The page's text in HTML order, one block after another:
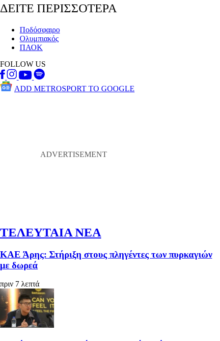
ΔΕΙΤΕ ΠΕΡΙΣΣΟΤΕΡΑ
Ποδόσφαιρο
Ολυμπιακός
ΠΑΟΚ
FOLLOW US
ADD METROSPORT TO GOOGLE
ΤΕΛΕΥΤΑΙΑ ΝΕΑ
ΚΑΕ Άρης: Στήριξη στους πληγέντες των πυρκαγιών
με δωρεά
πριν 7 λεπτά